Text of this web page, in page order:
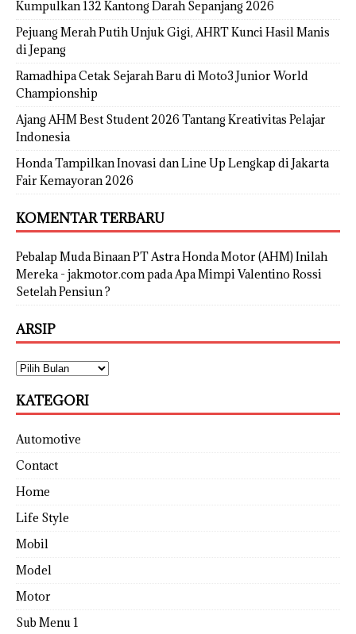
Kumpulkan 132 Kantong Darah Sepanjang 2026
Pejuang Merah Putih Unjuk Gigi, AHRT Kunci Hasil Manis
di Jepang
Ramadhipa Cetak Sejarah Baru di Moto3 Junior World
Championship
Ajang AHM Best Student 2026 Tantang Kreativitas Pelajar
Indonesia
Honda Tampilkan Inovasi dan Line Up Lengkap di Jakarta
Fair Kemayoran 2026
KOMENTAR TERBARU
Pebalap Muda Binaan PT Astra Honda Motor (AHM) Inilah
Mereka - jakmotor.compada Apa Mimpi Valentino Rossi
Setelah Pensiun ?
ARSIP
KATEGORI
Automotive
Contact
Home
Life Style
Mobil
Model
Motor
Sub Menu 1